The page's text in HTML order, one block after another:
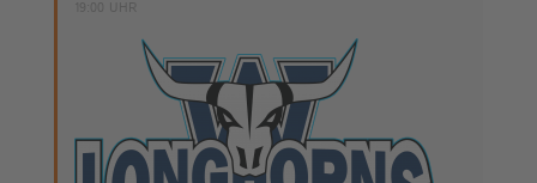
19:00 UHR